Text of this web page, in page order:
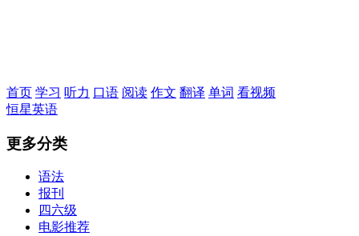
首页 学习 听力 口语 阅读 作文 翻译 单词 看视频
恒星英语
更多分类
语法
报刊
四六级
电影推荐